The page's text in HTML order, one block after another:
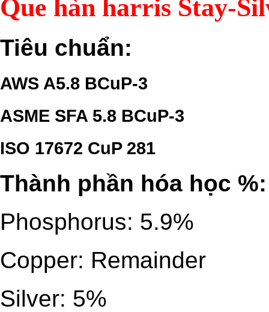
Que hàn harris Stay-
Tiêu chuẩn:
AWS A5.8 BCuP-3
ASME SFA 5.8 BCuP-3
ISO 17672 CuP 281
Thành phần hóa học %:
Phosphorus: 5.9%
Copper: Remainder
Silver: 5%